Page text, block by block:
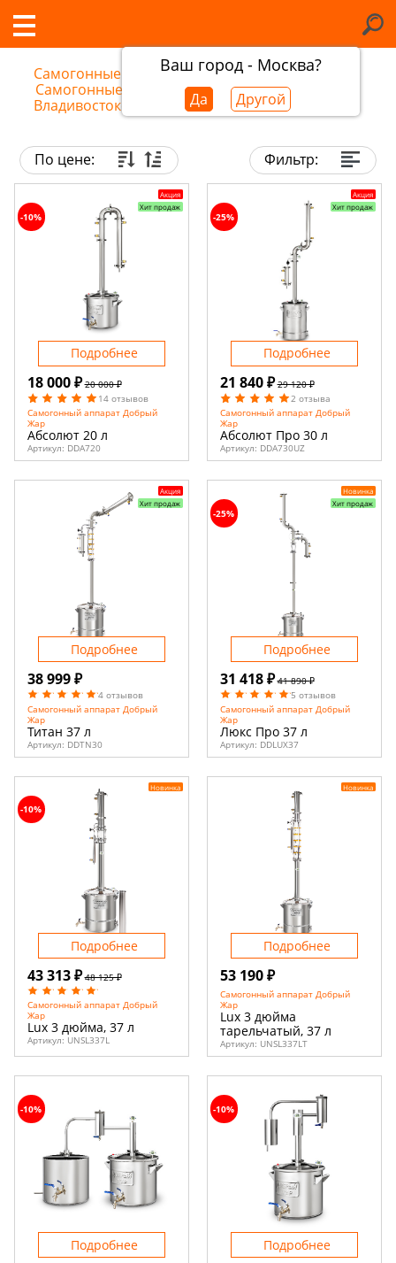
Ваш город - Москва?
Да Другой
Самогонные аппараты во Владивостоке /
Самогонные аппараты Добрый Жар во
Владивостоке
По цене: Фильтр:
Акция
Хит продаж
18 000 ₽ 20 000 ₽
14 отзывов
Самогонный аппарат Добрый
Жар
Абсолют 20 л
Артикул: DDA720
-10%
Подробнее
Акция
Хит продаж
21 840 ₽ 29 120 ₽
2 отзыва
Самогонный аппарат Добрый
Жар
Абсолют Про 30 л
Артикул: DDA730UZ
-25%
Подробнее
Акция
Хит продаж
38 999 ₽
4 отзывов
Самогонный аппарат Добрый
Жар
Титан 37 л
Артикул: DDTN30
Подробнее
Новинка
Хит продаж
31 418 ₽ 41 890 ₽
5 отзывов
Самогонный аппарат Добрый
Жар
Люкс Про 37 л
Артикул: DDLUX37
-25%
Подробнее
Новинка
43 313 ₽ 48 125 ₽
Самогонный аппарат Добрый
Жар
Lux 3 дюйма, 37 л
Артикул: UNSL337L
-10%
Подробнее
Новинка
53 190 ₽
Самогонный аппарат Добрый
Жар
Lux 3 дюйма
тарельчатый, 37 л
Артикул: UNSL337LT
Подробнее
-10%
Подробнее
-10%
Подробнее